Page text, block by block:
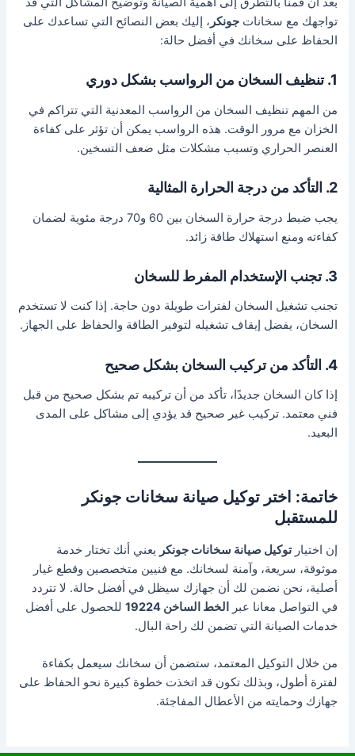
تواجهك مع سخاناتجونكر ، إليك بعض النصائح التي تساعدك على
الحفاظ على سخانك في أفضل حالة:
1. تنظيف السخان من الرواسب بشكل دوري
من المهم تنظيف السخان من الرواسب المعدنية التي تتراكم في
الخزان مع مرور الوقت. هذه الرواسب يمكن أن تؤثر على كفاءة
العنصر الحراري وتسبب مشكلات مثل ضعف التسخين.
2. التأكد من درجة الحرارة المثالية
يجب ضبط درجة حرارة السخان بين 60 و70 درجة مئوية لضمان
كفاءته ومنع استهلاك طاقة زائد.
3. تجنب الإستخدام المفرط للسخان
تجنب تشغيل السخان لفترات طويلة دون حاجة. إذا كنت لا تستخدم
السخان، يفضل إيقاف تشغيله لتوفير الطاقة والحفاظ على الجهاز.
4. التأكد من تركيب السخان بشكل صحيح
إذا كان السخان جديدًا، تأكد من أن تركيبه تم بشكل صحيح من قبل
فني معتمد. تركيب غير صحيح قد يؤدي إلى مشاكل على المدى
البعيد.
خاتمة: اختر توكيل صيانة سخانات جونكر
للمستقبل
إن اختيارتوكيل صيانة سخانات جونكر يعني أنك تختار خدمة
موثوقة، سريعة، وآمنة لسخانك. مع فنيين متخصصين وقطع غيار
أصلية، نحن نضمن لك أن جهازك سيظل في أفضل حالة. لا تتردد
في التواصل معانا عبر
الخط الساخن 19224
للحصول على أفضل
خدمات الصيانة التي تضمن لك راحة البال.
من خلال التوكيل المعتمد، ستضمن أن سخانك سيعمل بكفاءة
لفترة أطول، وبذلك تكون قد اتخذت خطوة كبيرة نحو الحفاظ على
جهازك وحمايته من الأعطال المفاجئة.